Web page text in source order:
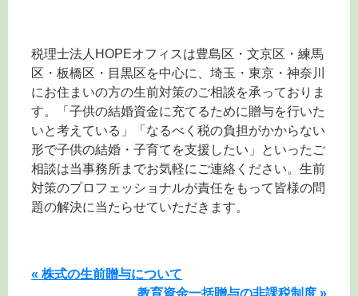
税理士法人HOPEオフィスは豊島区・文京区・練馬
区・板橋区・目黒区を中心に、埼玉・東京・神奈川
にお住まいの方の生前対策のご相談を承っておりま
す。「子供の結婚資金に充てるために贈与を行いた
いと考えている」「なるべく税の負担がかからない
形で子供の結婚・子育てを支援したい」といったご
相談は当事務所までお気軽にご連絡ください。生前
対策のプロフェッショナルが責任をもって皆様の問
題の解決に当たらせていただきます。
« 株式の生前贈与について
教育資金一括贈与の非課税制度 »